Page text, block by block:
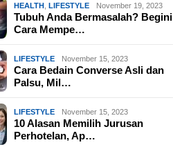
HEALTH ,LIFESTYLE November 19, 2023
Tubuh Anda Bermasalah? Begini
Cara Mempe…
LIFESTYLE November 15, 2023
Cara Bedain Converse Asli dan
Palsu, Mil…
LIFESTYLE November 15, 2023
10 Alasan Memilih Jurusan
Perhotelan, Ap…